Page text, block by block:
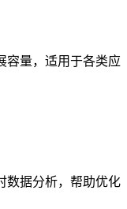
容量，适用于各类应
数据分析，帮助优化